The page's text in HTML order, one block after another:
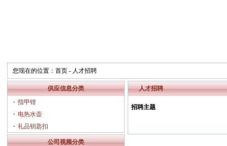
您现在的位置： 首页 - 人才招聘
供应信息分类
指甲钳
电热水壶
礼品钥匙扣
公司视频分类
人才招聘
招聘主题